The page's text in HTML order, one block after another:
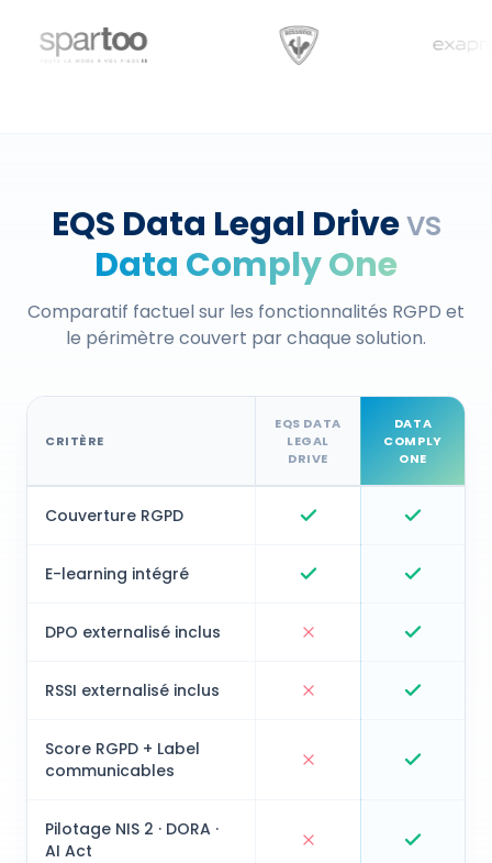
EQS Data Legal Drivevs
Data Comply One
Comparatif factuel sur les fonctionnalités RGPD et
le périmètre couvert par chaque solution.
CRITÈRE
EQS DATA
LEGAL
DRIVE
DATA
COMPLY
ONE
Couverture RGPD
E-learning intégré
DPO externalisé inclus
RSSI externalisé inclus
Score RGPD + Label
communicables
Pilotage NIS 2 · DORA ·
AI Act